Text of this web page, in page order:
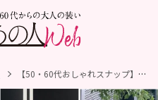
【50・60代おしゃれスナップ】トレンドのブラウンから鮮やかなピンクまで！「色使い」が素敵な大人スタイル4選